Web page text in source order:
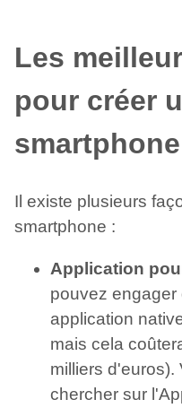
Les
pour créer
smartphone
Il existe plusieurs
smartphone :
Application
pouvez engager
application
mais cela
milliers d'euros).
chercher sur